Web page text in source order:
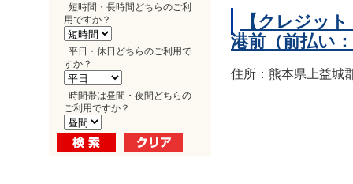
短時間・長時間どちらのご利
用ですか？
平日・休日どちらのご利用で
すか？
時間帯は昼間・夜間どちらの
ご利用ですか？
【クレジッ
港前（前払い
住所：熊本県上益城